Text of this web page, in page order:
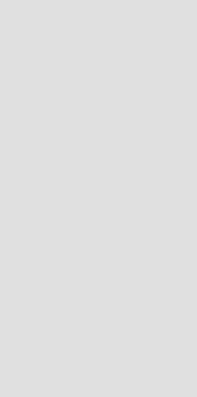
Перейти к